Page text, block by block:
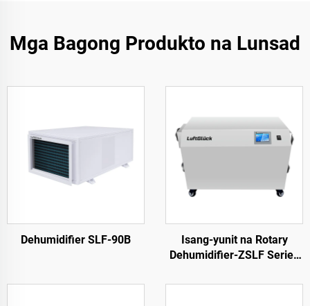
Mga Bagong Produkto na Lunsad
Dehumidifier SLF-90B
Isang-yunit na Rotary
Dehumidifier-ZSLF Series